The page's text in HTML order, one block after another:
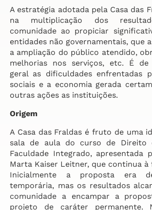
A estratégia adotada pela Casa das
na multiplicação dos
comunidade ao propiciar
entidades não governamentais, que
a ampliação do público atendido,
melhorias nos serviços, etc. É de
geral as dificuldades enfrentadas
sociais e a economia gerada
outras ações as instituições.
Origem
A Casa das Fraldas é fruto de uma
sala de aula do curso de Direito
Faculdade Integrado, apresentada
Marta Kaiser Leitner, que continua à
Inicialmente a proposta era
temporária, mas os resultados
comunidade a encampar a
projeto de caráter permanente.